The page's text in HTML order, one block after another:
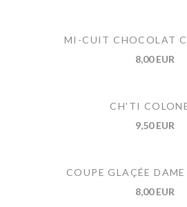
MI-CUIT CHOCOLAT
8,00 EUR
CH'TI
9,50 EUR
COUPE GLAÇÉE
8,00 EUR